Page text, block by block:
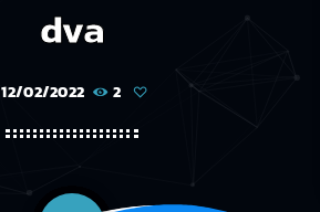
dva
12/02/2022 2